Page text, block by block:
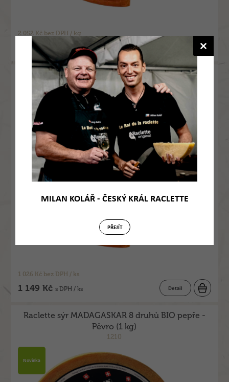
MILAN KOLÁŘ - ČESKÝ KRÁL RACLETTE
PŘEJÍT
2 052 Kč bez DPH / kg
2 298 Kč s DPH / kg
Raclette sýr Vacherin Fribourgeois Classic AOP (1,5
kg - čtvrt bochníku)
1219
Novinka
1 026 Kč bez DPH / ks
1 149 Kčs DPH / ks Detail
Raclette sýr MADAGASKAR 8 druhů BIO pepře -
Pêvro (1 kg)
1210
Novinka